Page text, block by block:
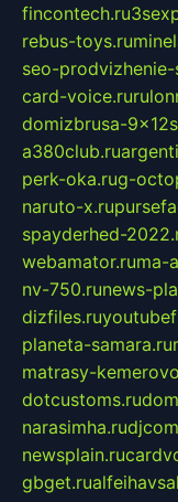
fincontech.ru
rebus-toys.ru
seo-
card-voice.ru
domizbrusa-
a380club.ru
perk-oka.rug-
naruto-x.ru
spayderhed-
webamator.ruma-
nv-750.runews-
dizfiles.ru
planeta-samara.ru
matrasy-
dotcustoms.ru
narasimha.ru
newsplain.ru
gbget.ru